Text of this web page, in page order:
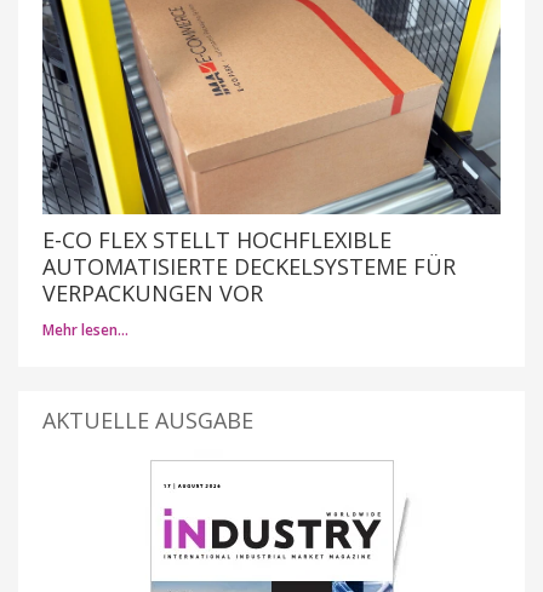
E-CO FLEX STELLT HOCHFLEXIBLE
AUTOMATISIERTE DECKELSYSTEME FÜR
VERPACKUNGEN VOR
Mehr lesen…
AKTUELLE AUSGABE